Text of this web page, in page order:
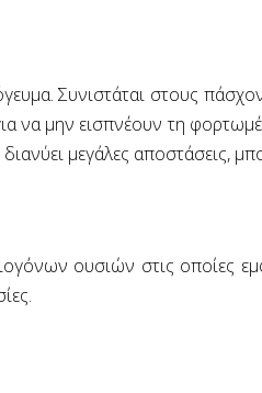
Συνιστάται στους
να μην εισπνέουν τη
μεγάλες αποστάσεις,
ουσιών στις οποίες